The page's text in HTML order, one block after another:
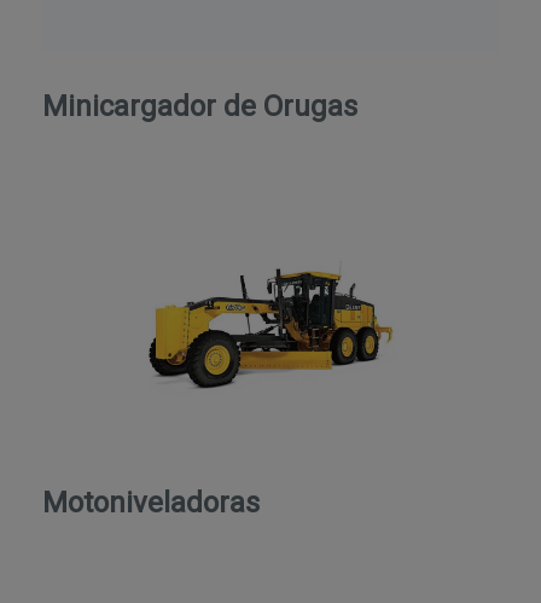
Minicargador de Orugas
Motoniveladoras